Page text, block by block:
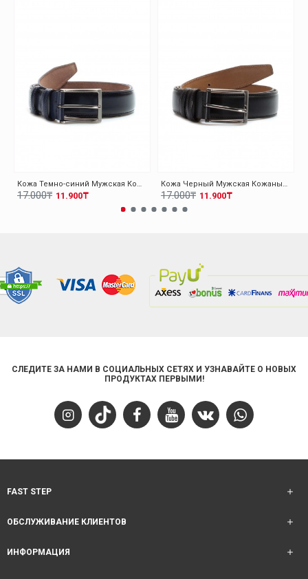
Кожа Темно-синий Мужская Кожаный Ремень 779KA00
11.900₸
17.000₸
Кожа Черный Мужская Кожаный Ремень 779KA00
11.900₸
17.000₸
СЛЕДИТЕ ЗА НАМИ В СОЦИАЛЬНЫХ СЕТЯХ И УЗНАВАЙТЕ О НОВЫХ
ПРОДУКТАХ ПЕРВЫМИ!
FAST STEP
ОБСЛУЖИВАНИЕ КЛИЕНТОВ
ИНФОРМАЦИЯ